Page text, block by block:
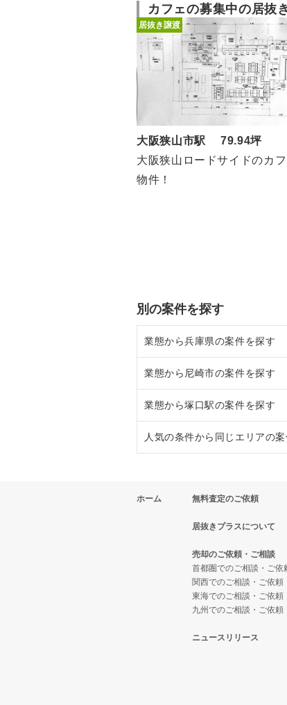
カフェの募集中の居抜
居抜き譲渡
大阪狭山市駅 79.94坪
大阪狭山ロードサイドのカ
物件！
別の案件を探す
業態から兵庫県の案件を探す
兵庫県のラーメンの居抜き売
兵庫県のフランス料理の居抜
兵庫県のイタリア料理の居抜
兵庫県のそば・うどんの居
兵庫県の寿司の居抜き売却
兵庫県の焼肉の居抜き売却物
兵庫県の鉄板焼き・お好み
兵庫県のアジア料理の居抜
業態から尼崎市の案件を探す
尼崎市のラーメンの居抜き売
尼崎市のイタリア料理の居抜
尼崎市の焼肉の居抜き売却
尼崎市の鉄板焼き・お好み
尼崎市のカフェの居抜き売却
尼崎市のテイクアウトの居
尼崎市のバーの居抜き売却
業態から塚口駅の案件を探す
塚口駅の焼肉の居抜き売却物
塚口駅の居酒屋・ダイニン
塚口駅の洋食の居抜き売却
人気の条件から同じエリアの
尼崎市の1階の飲食店の居抜
塚口駅の1階の飲食店の居抜
兵庫県の1階のカフェの居抜
兵庫県の20坪以下の飲食店
尼崎市の20坪以下の飲食店
ホーム 無料査定のご依頼
居抜きプラスについて
売却のご依頼・ご相談
首都圏でのご相談・ご依
関西でのご相談・ご依頼
東海でのご相談・ご依頼
九州でのご相談・ご依頼
ニュースリリース